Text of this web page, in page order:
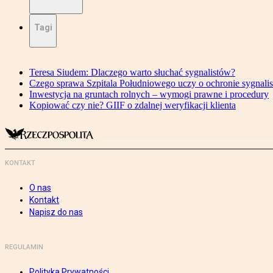
Tagi
Teresa Siudem: Dlaczego warto słuchać sygnalistów?
Czego sprawa Szpitala Południowego uczy o ochronie
Inwestycja na gruntach rolnych – wymogi prawne i procedury
Kopiować czy nie? GIIF o zdalnej weryfikacji klienta
KONTAKT
O nas
Kontakt
Napisz do nas
REGULAMIN